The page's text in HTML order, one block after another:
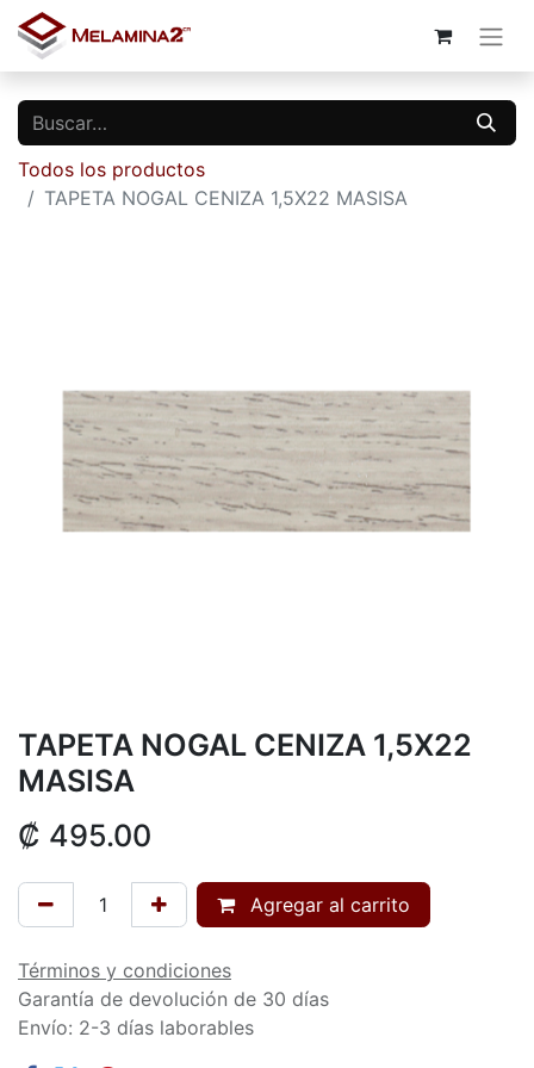
Todos los productos
TAPETA NOGAL CENIZA 1,5X22 MASISA
TAPETA NOGAL CENIZA 1,5X22
MASISA
₡ 495.00
Agregar al carrito
Términos y condiciones
Garantía de devolución de 30 días
Envío: 2-3 días laborables